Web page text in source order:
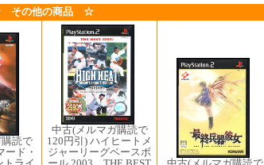
の他の商品 ☆
読で
ード・
中古(メルマガ購読で
120円引) ハイヒートメ
ジャーリーグベースボ